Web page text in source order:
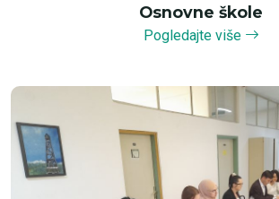
Osnovne škole
Pogledajte više